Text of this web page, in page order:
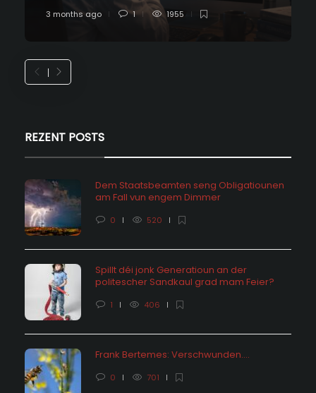
3 months ago 1 1955
REZENT POSTS
Dem Staatsbeamten seng Obligatiounen
am Fall vun engem Dimmer
0 520
Spillt déi jonk Generatioun an der
politescher Sandkaul grad mam Feier?
1 406
Frank Bertemes: Verschwunden….
0 701